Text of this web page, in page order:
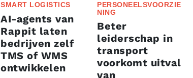
SMART LOGISTICS
AI-agents van
Rappit laten
bedrijven zelf
TMS of WMS
ontwikkelen
PERSONEELSVOORZIE
NING
Beter
leiderschap in
transport
voorkomt uitval
van